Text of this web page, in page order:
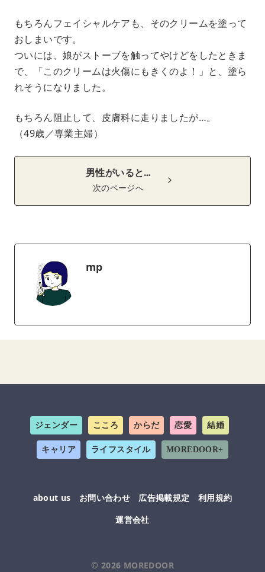
もちろんフェイシャルケアも、そのクリームを塗って
おしまいです。
ついには、娘がストーブを触ってやけどをしたときま
で、「このクリームは火傷にもきくのよ！」と、塗ら
れそうになりました。
もちろん阻止して、皮膚科に走りましたが…。
（49歳／専業主婦）
男性がいると…
次のページへ
mp
ジェンダー こころ からだ 恋愛 結婚
キャリア ライフスタイル MOREDOOR+
about us お問い合わせ 広告掲載規定
利用規約
運営会社
© 2026 MOREDOOR